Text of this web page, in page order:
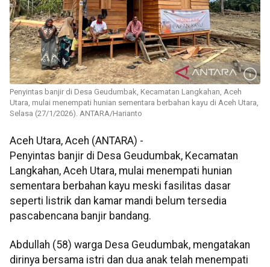
Penyintas banjir di Desa Geudumbak, Kecamatan Langkahan, Aceh
Utara, mulai menempati hunian sementara berbahan kayu di Aceh Utara,
Selasa (27/1/2026). ANTARA/Harianto
Aceh Utara, Aceh (ANTARA) -
Penyintas banjir di Desa Geudumbak, Kecamatan
Langkahan, Aceh Utara, mulai menempati hunian
sementara berbahan kayu meski fasilitas dasar
seperti listrik dan kamar mandi belum tersedia
pascabencana banjir bandang.
Abdullah (58) warga Desa Geudumbak, mengatakan
dirinya bersama istri dan dua anak telah menempati